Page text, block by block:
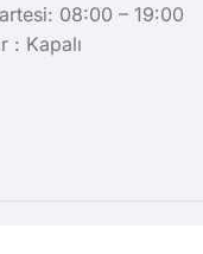
08:00 – 19:00
: Kapalı